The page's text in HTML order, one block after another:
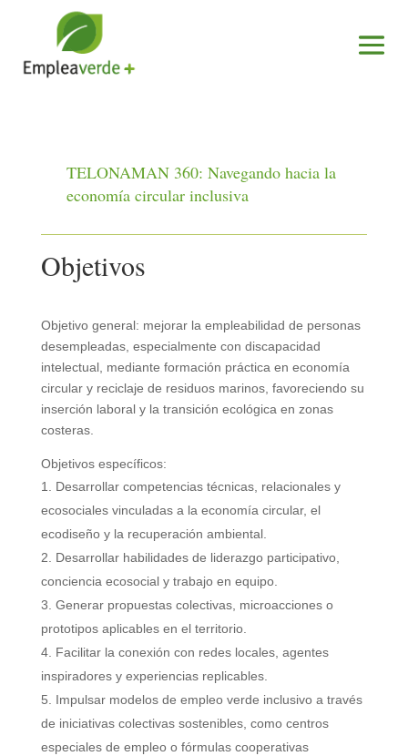
TELONAMAN 360: Navegando hacia la
economía circular inclusiva
Objetivos
Objetivo general: mejorar la empleabilidad de personas
desempleadas, especialmente con discapacidad
intelectual, mediante formación práctica en economía
circular y reciclaje de residuos marinos, favoreciendo su
inserción laboral y la transición ecológica en zonas
costeras.
Objetivos específicos:
Desarrollar competencias técnicas, relacionales y
ecosociales vinculadas a la economía circular, el
ecodiseño y la recuperación ambiental.
Desarrollar habilidades de liderazgo participativo,
conciencia ecosocial y trabajo en equipo.
Generar propuestas colectivas, microacciones o
prototipos aplicables en el territorio.
Facilitar la conexión con redes locales, agentes
inspiradores y experiencias replicables.
Impulsar modelos de empleo verde inclusivo a través
de iniciativas colectivas sostenibles, como centros
especiales de empleo o fórmulas cooperativas